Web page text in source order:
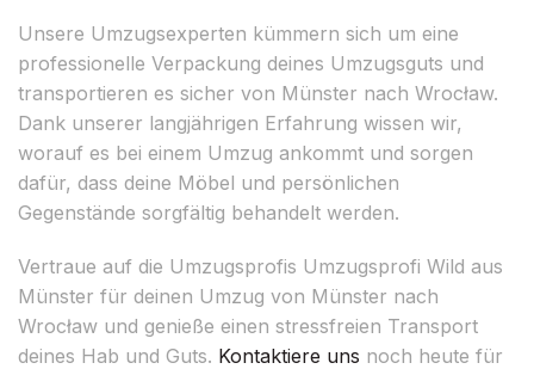
Unsere Umzugsexperten kümmern sich um eine
professionelle Verpackung deines Umzugsguts und
transportieren es sicher von Münster nach Wrocław.
Dank unserer langjährigen Erfahrung wissen wir,
worauf es bei einem Umzug ankommt und sorgen
dafür, dass deine Möbel und persönlichen
Gegenstände sorgfältig behandelt werden.
Vertraue auf die Umzugsprofis Umzugsprofi Wild aus
Münster für deinen Umzug von Münster nach
Wrocław und genieße einen stressfreien Transport
deines Hab und Guts. Kontaktiere uns noch heute für